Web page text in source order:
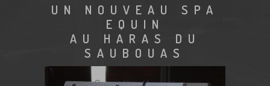
UN NOUVEAU SPA
EQUIN
AU HARAS DU
SAUBOUAS